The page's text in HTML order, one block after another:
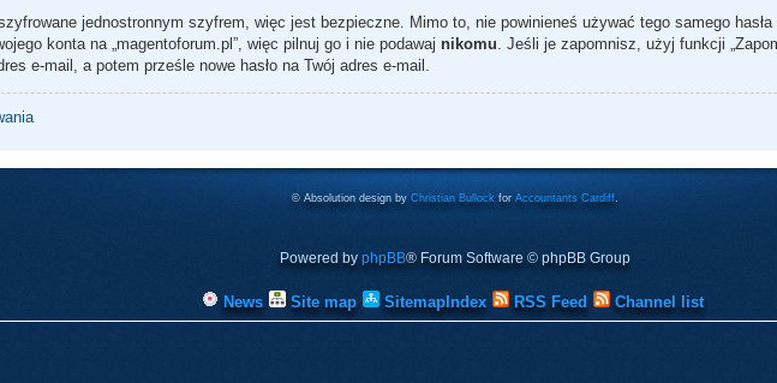
jednostronnym szyfrem, więc jest bezpieczne. Mimo to, nie powinieneś używać tego samego
konta na „magentoforum.pl”, więc pilnuj go i nie podawajnikomu . Jeśli je zapomnisz, użyj funkcji
e-mail, a potem prześle nowe hasło na Twój adres e-mail.
© Absolution design by Christian Bullock forAccountants Cardiff.
Powered by phpBB® Forum Software © phpBB Group
News Site map SitemapIndex RSS Feed Channel list